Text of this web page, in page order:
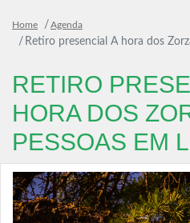
Home Agenda
Retiro presencial A hora dos
RETIRO
HORA DOS
PESSOAS EM